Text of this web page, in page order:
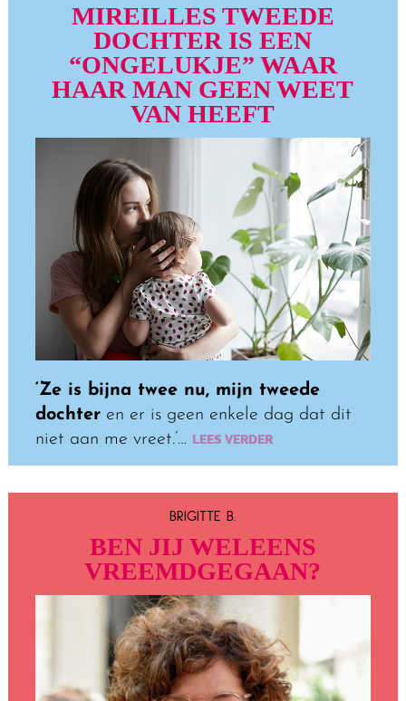
MIREILLES TWEEDE
DOCHTER IS EEN
“ONGELUKJE” WAAR
HAAR MAN GEEN WEET
VAN HEEFT
‘Ze is bijna twee nu, mijn tweede
dochteren er is geen enkele dag dat dit
niet aan me vreet.’… LEES VERDER
BRIGITTE B.
BEN JIJ WELEENS
VREEMDGEGAAN?